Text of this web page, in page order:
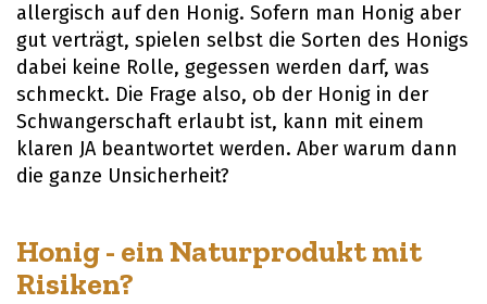
allergisch auf den Honig. Sofern man Honig aber
gut verträgt, spielen selbst die Sorten des Honigs
dabei keine Rolle, gegessen werden darf, was
schmeckt. Die Frage also, ob der Honig in der
Schwangerschaft erlaubt ist, kann mit einem
klaren JA beantwortet werden. Aber warum dann
die ganze Unsicherheit?
Honig - ein Naturprodukt mit
Risiken?